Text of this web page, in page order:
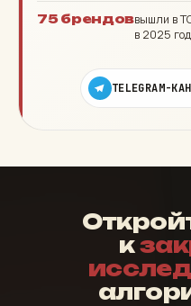
75 брендоввышли в
в 2025
TELEGRAM-
к